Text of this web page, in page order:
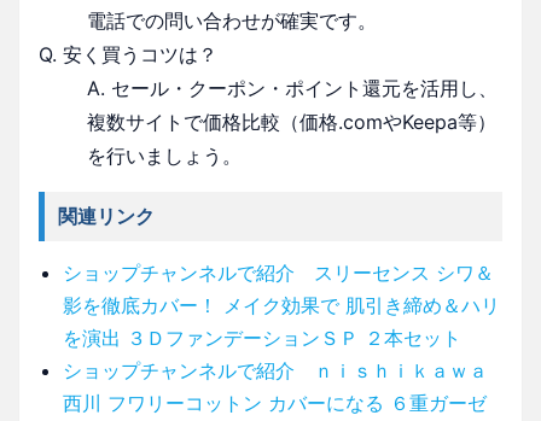
電話での問い合わせが確実です。
Q. 安く買うコツは？
A. セール・クーポン・ポイント還元を活用し、
複数サイトで価格比較（価格.comやKeepa等）
を行いましょう。
関連リンク
ショップチャンネルで紹介 スリーセンス シワ＆
影を徹底カバー！ メイク効果で 肌引き締め＆ハリ
を演出 ３ＤファンデーションＳＰ ２本セット
ショップチャンネルで紹介 ｎｉｓｈｉｋａｗａ
西川 フワリーコットン カバーになる ６重ガーゼ